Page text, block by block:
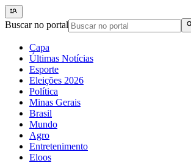
Buscar no portal
Capa
Últimas Notícias
Esporte
Eleições 2026
Política
Minas Gerais
Brasil
Mundo
Agro
Entretenimento
Eloos